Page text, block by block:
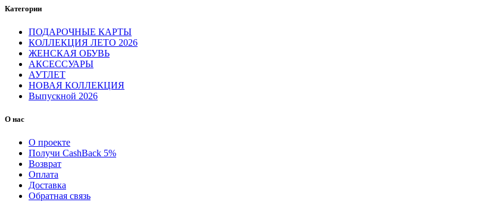
Категории
ПОДАРОЧНЫЕ КАРТЫ
КОЛЛЕКЦИЯ ЛЕТО 2026
ЖЕНСКАЯ ОБУВЬ
АКСЕССУАРЫ
АУТЛЕТ
НОВАЯ КОЛЛЕКЦИЯ
Выпускной 2026
О нас
О проекте
Получи CashBack 5%
Возврат
Оплата
Доставка
Обратная связь